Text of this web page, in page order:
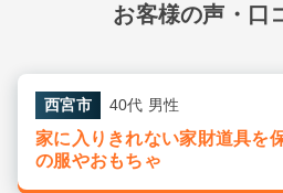
お客様の声・口
西宮市 40代 男性
家に入りきれない家財道具を
の服やおもちゃ